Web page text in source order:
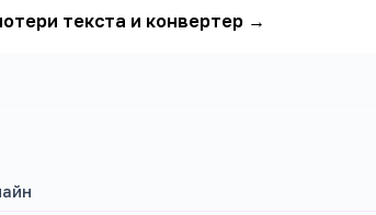
текста и конвертер→